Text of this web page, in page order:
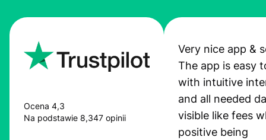
Ocena 4,3
Na podstawie 8,347 opinii
Very nice app &
The app is easy
with intuitive
and all needed
visible like fees
positive being